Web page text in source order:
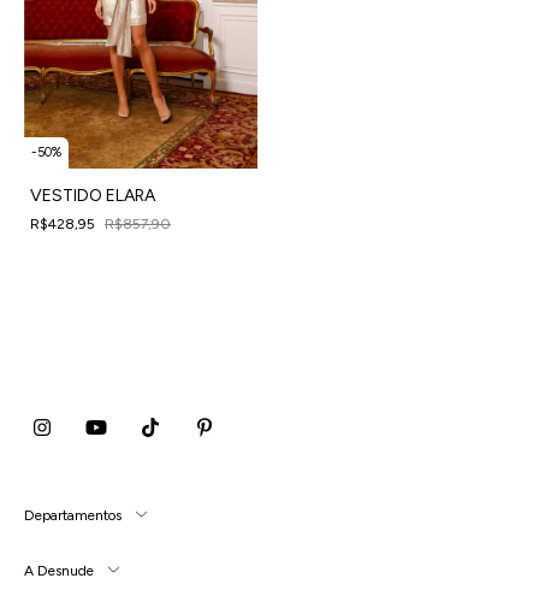
-50%
VESTIDO ELARA
R$428,95 R$857,90
Departamentos
A Desnude